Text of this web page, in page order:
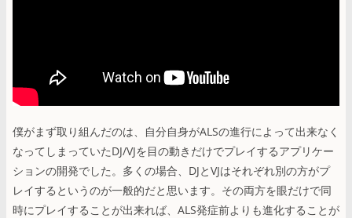
僕がまず取り組んだのは、自分自身がALSの進行によって出来なく
なってしまっていたDJ/VJを目の動きだけでプレイするアプリケー
ションの開発でした。多くの場合、DJとVJはそれぞれ別の方がプ
レイするというのが一般的だと思います。その両方を眼だけで同
時にプレイすることが出来れば、ALS発症前よりも進化することが